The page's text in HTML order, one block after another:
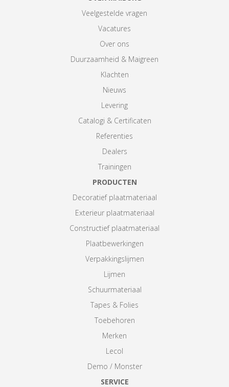
Veelgestelde vragen
Vacatures
Over ons
Duurzaamheid & Maigreen
Klachten
Nieuws
Levering
Catalogi & Certificaten
Referenties
Dealers
Trainingen
PRODUCTEN
Decoratief plaatmateriaal
Exterieur plaatmateriaal
Constructief plaatmateriaal
Plaatbewerkingen
Verpakkingslijmen
Lijmen
Schuurmateriaal
Tapes & Folies
Toebehoren
Merken
Lecol
Demo / Monster
SERVICE